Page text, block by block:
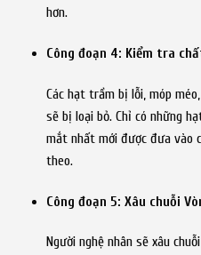
hơn.
Công đoạn 4: Kiểm tra
Các hạt trầm bị lỗi, móp
sẽ bị loại bỏ. Chỉ có những
mắt nhất mới được đưa vào
theo.
Công đoạn 5: Xâu chuỗi
Người nghệ nhân sẽ xâu